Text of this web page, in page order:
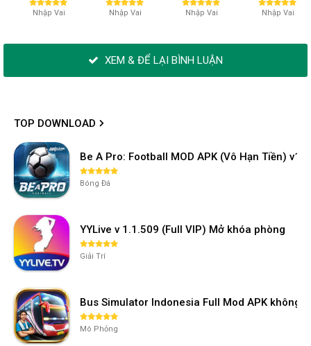
Nhập Vai Nhập Vai Nhập Vai Nhập Vai
XEM & ĐỂ LẠI BÌNH LUẬN
TOP DOWNLOAD
Be A Pro: Football MOD APK (Vô Hạn Tiền)
Bóng Đá
YYLive v 1.1.509 (Full VIP) Mở khóa phòng
Giải Trí
Bus Simulator Indonesia Full Mod APK không
Mô Phỏng